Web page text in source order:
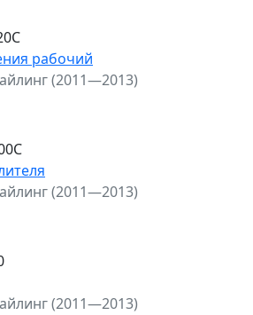
рабочий
(2011—2013)
(2011—2013)
(2011—2013)